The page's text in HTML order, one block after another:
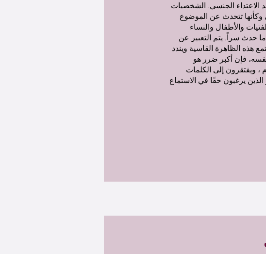
الاعتداء الجنسي. الشخصيات
وكأنها تتحدث عن الموضوع
والأطفال والنساء
حدث سراً. يتم التعبير عن
هذه الظاهرة القاسية ويندد
فإن أكبر ضرر هو
، ويفتقرون إلى الكلمات
يرغبون حقًا في الاستماع